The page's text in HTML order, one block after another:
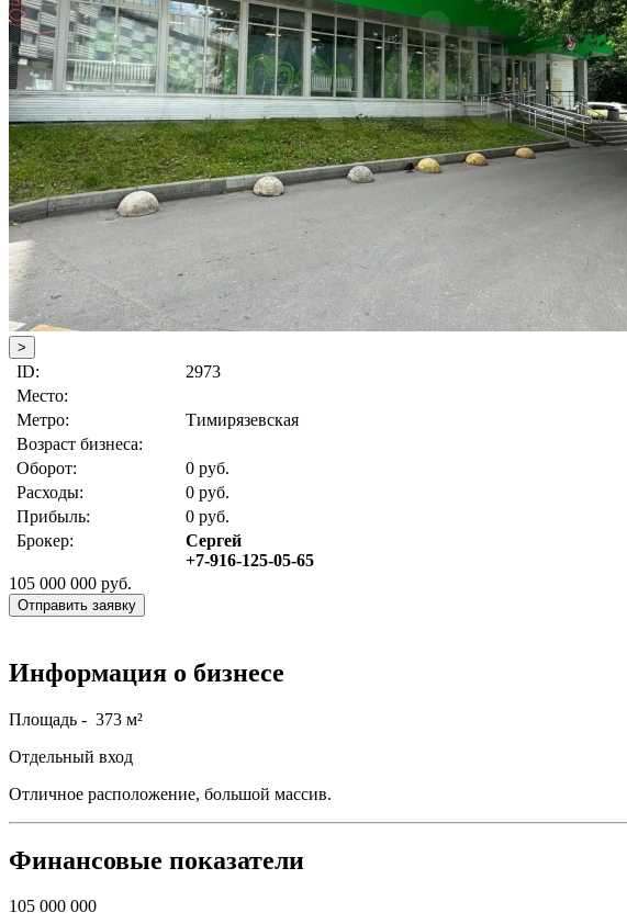
>
ID:
2973
Место:
Метро:
Тимирязевская
Возраст бизнеса:
Оборот:
0 руб.
Расходы:
0 руб.
Прибыль:
0 руб.
Брокер:
Сергей
+7-916-125-05-65
105 000 000 руб.
Отправить заявку
Информация о бизнесе
Площадь - 373 м²
Отдельный вход
Отличное расположение, большой массив.
Финансовые показатели
105 000 000